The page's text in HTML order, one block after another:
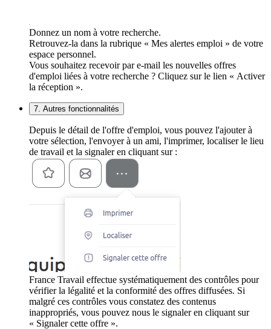
Donnez un nom à votre recherche.
Retrouvez-la dans la rubrique « Mes alertes emploi » de votre
espace personnel.
Vous souhaitez recevoir par e-mail les nouvelles offres
d'emploi liées à votre recherche ? Cliquez sur le lien « Activer
la réception ».
7. Autres fonctionnalités
Depuis le détail de l'offre d'emploi, vous pouvez l'ajouter à
votre sélection, l'envoyer à un ami, l'imprimer, localiser le lieu
de travail et la signaler en cliquant sur :
France Travail effectue systématiquement des contrôles pour
vérifier la légalité et la conformité des offres diffusées. Si
malgré ces contrôles vous constatez des contenus
inappropriés, vous pouvez nous le signaler en cliquant sur
« Signaler cette offre ».